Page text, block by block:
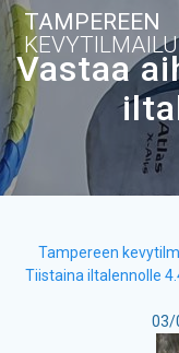
TAMPEREEN
Vastaa
Tampereen
Tiistaina iltalennolle
03/